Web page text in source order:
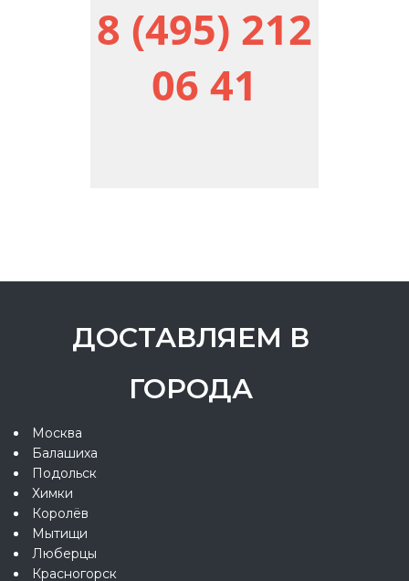
8 (495) 212
06 41
ДОСТАВЛЯЕМ В
ГОРОДА
Москва
Балашиха
Подольск
Химки
Королёв
Мытищи
Люберцы
Красногорск